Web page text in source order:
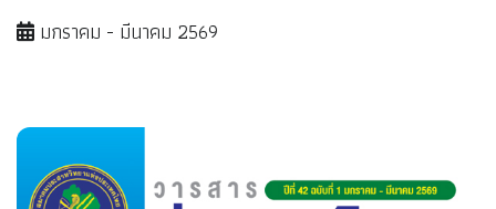
มกราคม - มีนาคม 2569